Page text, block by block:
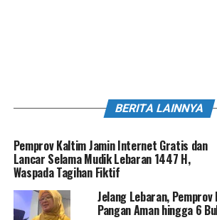
BERITA LAINNYA
Pemprov Kaltim Jamin Internet Gratis dan
Lancar Selama Mudik Lebaran 1447 H,
Waspada Tagihan Fiktif
Jelang Lebaran,
Pangan Aman hingga 6